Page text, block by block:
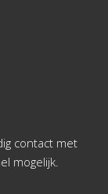
contact met
mogelijk.